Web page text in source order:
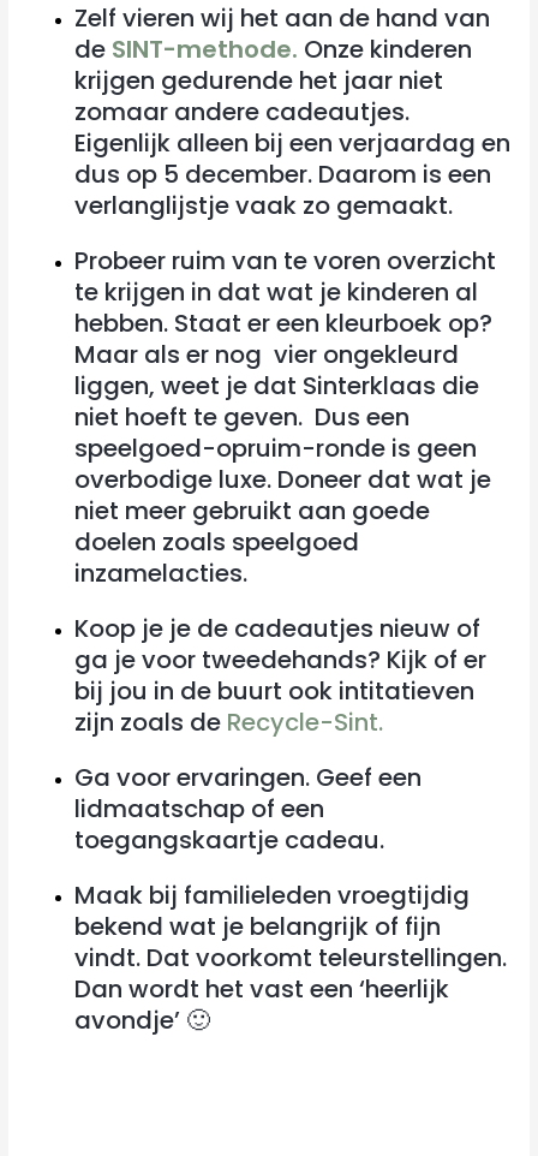
Zelf vieren wij het aan de hand van
de SINT-methode. Onze kinderen
krijgen gedurende het jaar niet
zomaar andere cadeautjes.
Eigenlijk alleen bij een verjaardag en
dus op 5 december. Daarom is een
verlanglijstje vaak zo gemaakt.
Probeer ruim van te voren overzicht
te krijgen in dat wat je kinderen al
hebben. Staat er een kleurboek op?
Maar als er nog vier ongekleurd
liggen, weet je dat Sinterklaas die
niet hoeft te geven. Dus een
speelgoed-opruim-ronde is geen
overbodige luxe. Doneer dat wat je
niet meer gebruikt aan goede
doelen zoals speelgoed
inzamelacties.
Koop je je de cadeautjes nieuw of
ga je voor tweedehands? Kijk of er
bij jou in de buurt ook intitatieven
zijn zoals de Recycle-Sint.
Ga voor ervaringen. Geef een
lidmaatschap of een
toegangskaartje cadeau.
Maak bij familieleden vroegtijdig
bekend wat je belangrijk of fijn
vindt. Dat voorkomt teleurstellingen.
Dan wordt het vast een ‘heerlijk
avondje’ 🙂